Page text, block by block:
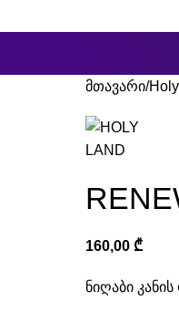
მთავარი
160,00 ₾
ნიღაბი